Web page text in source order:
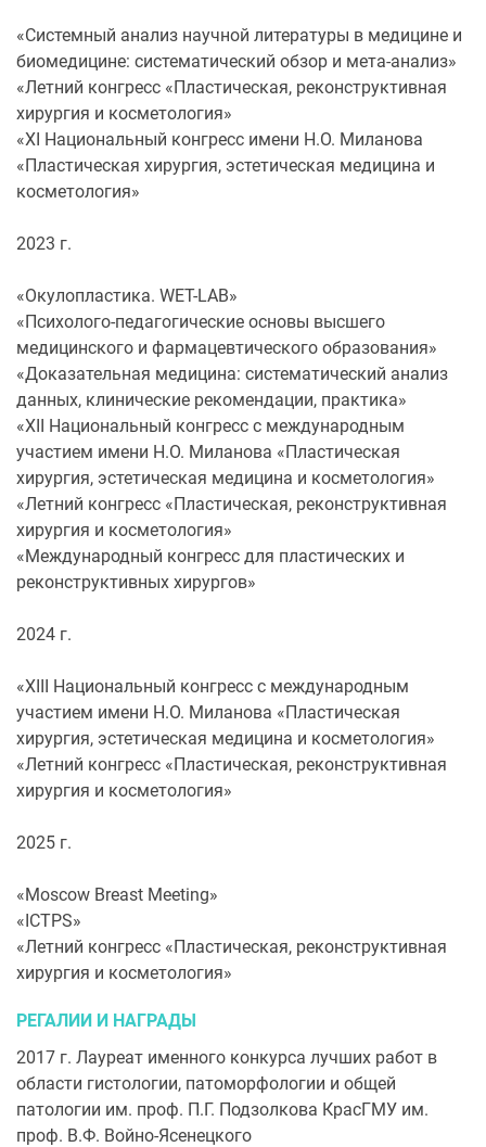
«Системный анализ научной литературы в медицине и
биомедицине: систематический обзор и мета-анализ»
«Летний конгресс «Пластическая, реконструктивная
хирургия и косметология»
«ХI Национальный конгресс имени Н.О. Миланова
«Пластическая хирургия, эстетическая медицина и
косметология»
2023 г.
«Окулопластика. WET-LAB»
«Психолого-педагогические основы высшего
медицинского и фармацевтического образования»
«Доказательная медицина: систематический анализ
данных, клинические рекомендации, практика»
«ХII Национальный конгресс с международным
участием имени Н.О. Миланова «Пластическая
хирургия, эстетическая медицина и косметология»
«Летний конгресс «Пластическая, реконструктивная
хирургия и косметология»
«Международный конгресс для пластических и
реконструктивных хирургов»
2024 г.
«XIII Национальный конгресс с международным
участием имени Н.О. Миланова «Пластическая
хирургия, эстетическая медицина и косметология»
«Летний конгресс «Пластическая, реконструктивная
хирургия и косметология»
2025 г.
«Moscow Breast Meeting»
«ICTPS»
«Летний конгресс «Пластическая, реконструктивная
хирургия и косметология»
РЕГАЛИИ И НАГРАДЫ
2017 г. Лауреат именного конкурса лучших работ в
области гистологии, патоморфологии и общей
патологии им. проф. П.Г. Подзолкова КрасГМУ им.
проф. В.Ф. Войно-Ясенецкого